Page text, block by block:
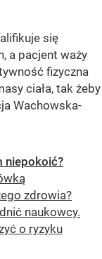
się
a pacjent waży
fizyczna
ciała, tak żeby
Wachowska-
niepokoić?
zdrowia?
naukowcy.
o ryzyku